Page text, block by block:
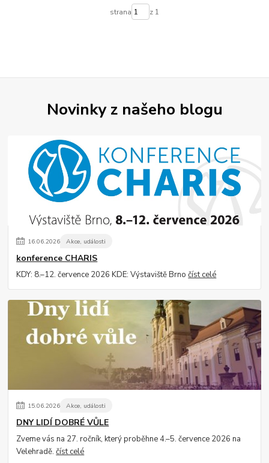
strana z 1
Novinky z našeho blogu
16.06.2026 Akce, události
konference CHARIS
KDY: 8.–12. července 2026 KDE: Výstaviště Brnočíst celé
15.06.2026 Akce, události
DNY LIDÍ DOBRÉ VŮLE
Zveme vás na 27. ročník, který proběhne 4.–5. července 2026 na
Velehradě.číst celé